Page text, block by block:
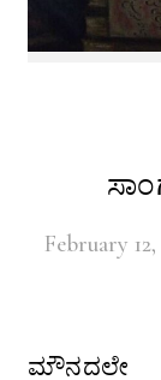
February
ಮೌನದಲೇ ಒಲವೂಡುವೆ ; ಇದು ನನ್ನದೇ